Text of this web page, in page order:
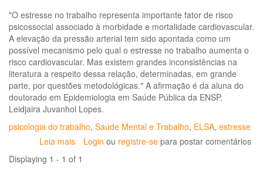
"O estresse no trabalho representa importante fator de risco
psicossocial associado à morbidade e mortalidade cardiovascular.
A elevação da pressão arterial tem sido apontada como um
possível mecanismo pelo qual o estresse no trabalho aumenta o
risco cardiovascular. Mas existem grandes inconsistências na
literatura a respeito dessa relação, determinadas, em grande
parte, por questões metodológicas." A afirmação é da aluna do
doutorado em Epidemiologia em Saúde Pública da ENSP,
Leidjaira Juvanhol Lopes.
psicologia do trabalho, Saúde Mental e Trabalho, ELSA, estresse
Leia mais sobre
Pesquisa
da
Login ou registre-se para postar comentários
Displaying 1 - 1 of 1